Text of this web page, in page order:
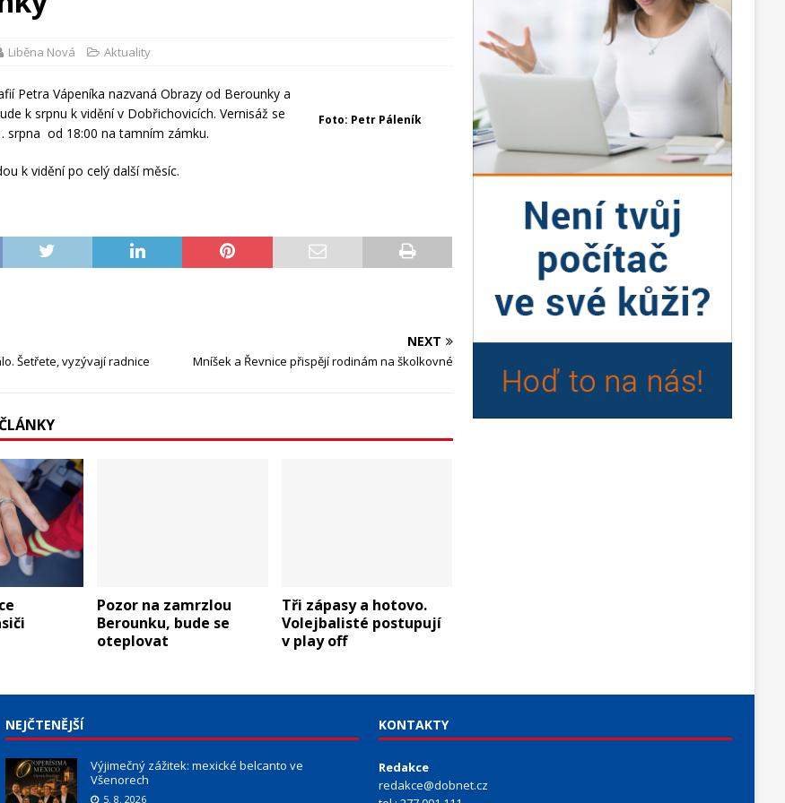
Liběna Nová Aktuality
Foto: Petr Páleník
Petra Vápeníka nazvaná Obrazy od Berounky a
k srpnu k vidění v Dobřichovicích. Vernisáž se
srpna od 18:00 na tamním zámku.
k vidění po celý další měsíc.
Šetřete, vyzývají radnice
NEXT
Mníšek a Řevnice přispějí rodinám na školkovné
Pozor na zamrzlou
Berounku, bude se
oteplovat
Tři zápasy a hotovo.
Volejbalisté postupují
v play off
NEJČTENĚJŠÍ
Výjimečný zážitek: mexické belcanto ve
Všenorech
5. 8. 2026
KONTAKTY
Redakce
redakce@dobnet.cz